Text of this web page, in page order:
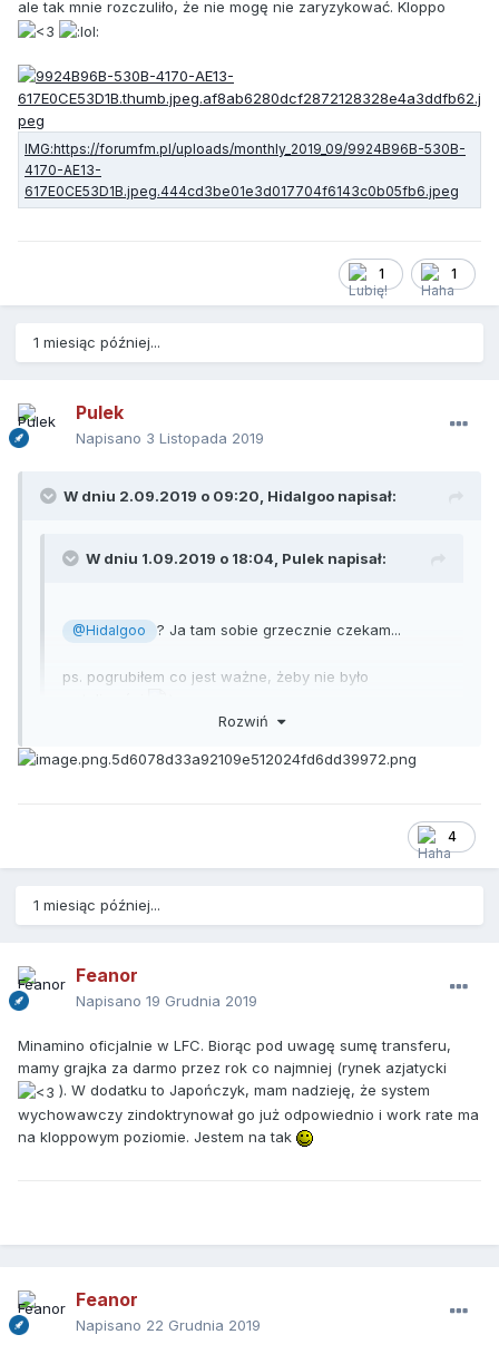
ale tak mnie rozczuliło, że nie mogę nie zaryzykować. Kloppo
1 1
1 miesiąc później...
Pulek
Napisano 3 Listopada 2019
W dniu 2.09.2019 o 09:20, Hidalgoo napisał:
W dniu 1.09.2019 o 18:04, Pulek napisał:
@Hidalgoo ? Ja tam sobie grzecznie czekam...
ps. pogrubiłem co jest ważne, żeby nie było
na piłce pojawiać, to może będzie okazja dziabnąć po
Rozwiń
4
1 miesiąc później...
Feanor
Napisano 19 Grudnia 2019
Minamino oficjalnie w LFC. Biorąc pod uwagę sumę transferu,
mamy grajka za darmo przez rok co najmniej (rynek azjatycki
). W dodatku to Japończyk, mam nadzieję, że system
wychowawczy zindoktrynował go już odpowiednio i work rate ma
na kloppowym poziomie. Jestem na tak
Feanor
Napisano 22 Grudnia 2019